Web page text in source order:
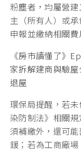
粉塵者，均屬營
主（所有人）或
申報並繳納相關費
《房市讀懂了》
家拆解建商與驗
退屋
環保局提醒，若
染防制法》相關
須補繳外，還可
鍰；若為工商廠